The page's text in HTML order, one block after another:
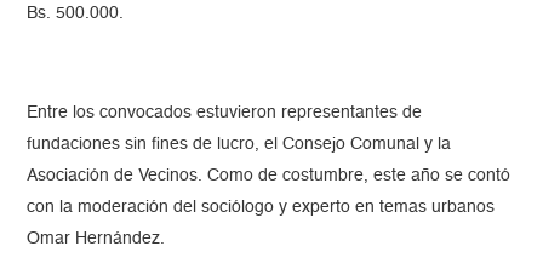
Bs. 500.000.
Entre los convocados estuvieron representantes de
fundaciones sin fines de lucro, el Consejo Comunal y la
Asociación de Vecinos. Como de costumbre, este año se contó
con la moderación del sociólogo y experto en temas urbanos
Omar Hernández.